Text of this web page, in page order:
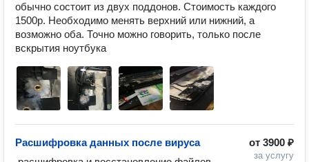
обычно состоит из двух поддонов. Стоимость каждого
1500р. Необходимо менять верхний или нижний, а
возможно оба. Точно можно говорить, только после
от 3900 ₽
за услугу
Расшифровка данных после вируса